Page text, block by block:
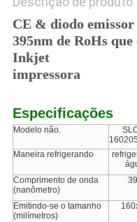
CE & diodo
395nm de RoHs
Inkjet
impressora
Especificações
Modelo não.
Maneira refrigerando
Comprimento de onda
(nanômetro)
Emitindo-se o tamanho
(milímetros)